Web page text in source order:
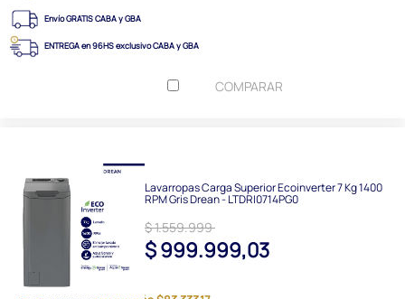
Envío GRATIS CABA y GBA
ENTREGA en 96HS exclusivo CABA y GBA
COMPARAR
Lavarropas Carga Superior Ecoinverter 7 Kg 1400
RPM Gris Drean - LTDRI0714PG0
$ 1.559.999
$ 999.999,03